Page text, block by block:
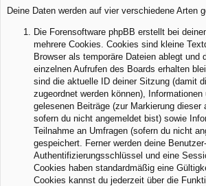
Deine Daten werden auf vier verschiedene Arten
Die Forensoftware phpBB erstellt bei
mehrere Cookies. Cookies sind kleine
Browser als temporäre Dateien ablegt und
einzelnen Aufrufen des Boards erhalten
sind die aktuelle ID deiner Sitzung (damit
zugeordnet werden können), Informationen
gelesenen Beiträge (zur Markierung dieser
sofern du nicht angemeldet bist) sowie
Teilnahme an Umfragen (sofern du nicht
gespeichert. Ferner werden deine
Authentifizierungsschlüssel und eine
Cookies haben standardmäßig eine
Cookies kannst du jederzeit über die